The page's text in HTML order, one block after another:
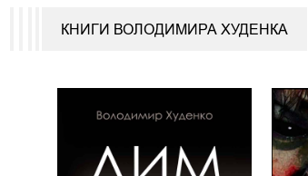
КНИГИ ВОЛОДИМИРА ХУДЕНКА